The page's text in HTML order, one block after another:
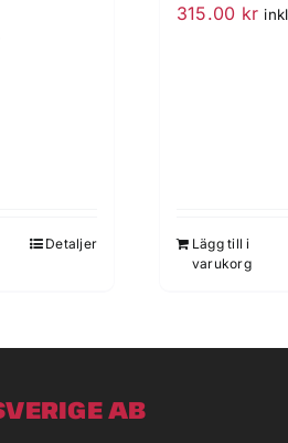
Detaljer
315.00 kr
Lägg till i
varukorg
AB